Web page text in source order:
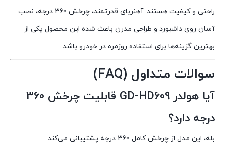
راحتی و کیفیت هستند. آهنربای قدرتمند، چرخش 360 درجه، نصب
آسان روی داشبورد و طراحی مدرن باعث شده این محصول یکی از
بهترین گزینه‌ها برای استفاده روزمره در خودرو باشد.
سوالات متداول (FAQ)
آیا هولدر GD-HD609 قابلیت چرخش 360
درجه دارد؟
بله، این مدل از چرخش کامل 360 درجه پشتیبانی می‌کند.